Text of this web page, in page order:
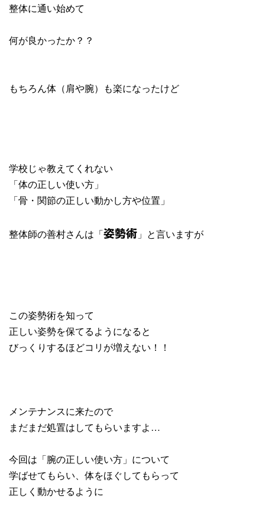
整体に通い始めて
何が良かったか？？
もちろん体（肩や腕）も楽になったけど
学校じゃ教えてくれない
「体の正しい使い方」
「骨・関節の正しい動かし方や位置」
整体師の善村さんは「姿勢術 」と言いますが
この姿勢術を知って
正しい姿勢を保てるようになると
びっくりするほどコリが増えない！！
メンテナンスに来たので
まだまだ処置はしてもらいますよ…
今回は「腕の正しい使い方」について
学ばせてもらい、体をほぐしてもらって
正しく動かせるように